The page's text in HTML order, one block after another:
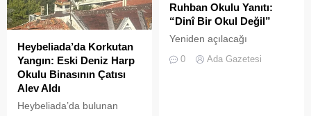
Heybeliada’da Korkutan
Yangın: Eski Deniz Harp
Okulu Binasının Çatısı
Alev Aldı
Heybeliada’da bulunan
Ruhban Okulu Yanıtı:
“Dinî Bir Okul Değil”
Yeniden açılacağı
kamuoyunda sıkça tartışılan
0 Ada Gazetesi